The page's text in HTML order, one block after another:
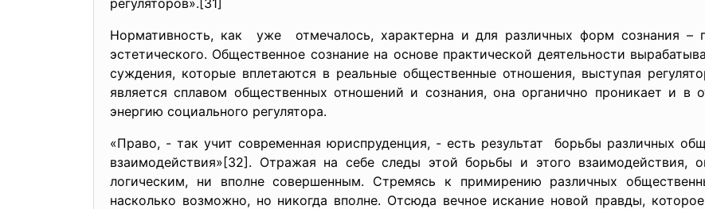
регуляторов».[31]
Нормативность, как уже отмечалось, характерна и для различных форм сознания –
эстетического. Общественное сознание на основе практической деятельности
суждения, которые вплетаются в реальные общественные отношения, выступая
является сплавом общественных отношений и сознания, она органично проникает и
энергию социального регулятора.
«Право, - так учит современная юриспруденция, - есть результат борьбы различных
взаимодействия»[32]. Отражая на себе следы этой борьбы и этого взаимодействия,
логическим, ни вполне совершенным. Стремясь к примирению различных
насколько возможно, но никогда вполне. Отсюда вечное искание новой правды,